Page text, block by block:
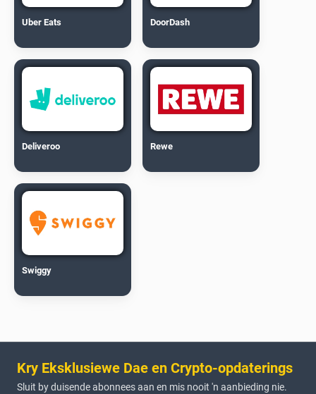
Uber Eats DoorDash
Deliveroo Rewe
Swiggy
Kry Eksklusiewe Dae en Crypto-opdaterings
Sluit by duisende abonnees aan en mis nooit 'n aanbieding nie.